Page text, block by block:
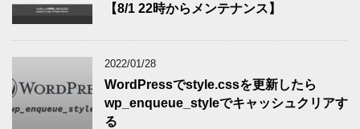
【8/1 22時からメンテナンス】
2022/01/28
WordPressでstyle.cssを更新したら
wp_enqueue_styleでキャッシュクリアす
る